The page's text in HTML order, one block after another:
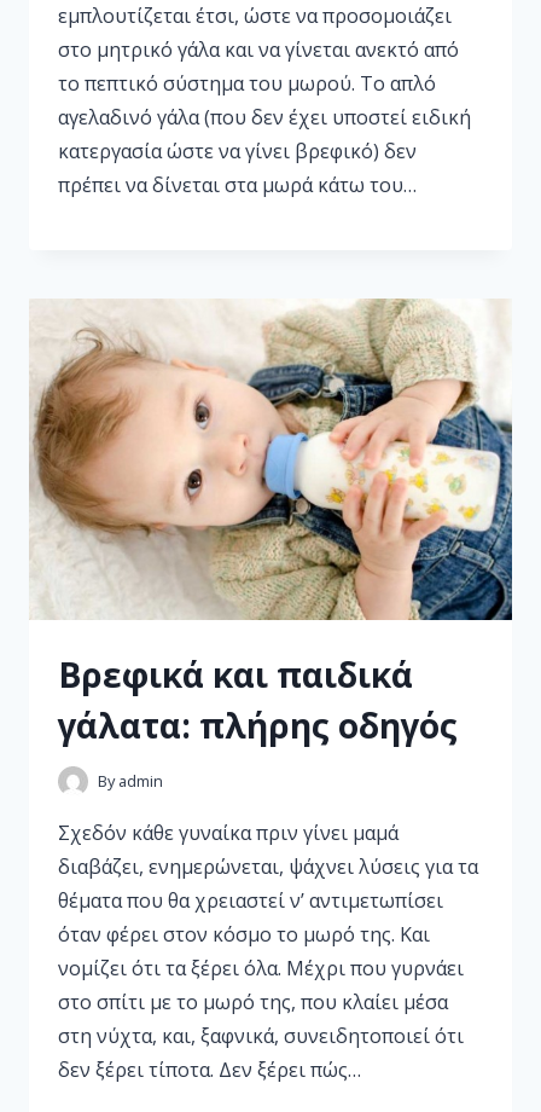
εμπλουτίζεται έτσι, ώστε να προσομοιάζει
στο μητρικό γάλα και να γίνεται ανεκτό από
το πεπτικό σύστημα του μωρού. Το απλό
αγελαδινό γάλα (που δεν έχει υποστεί ειδική
κατεργασία ώστε να γίνει βρεφικό) δεν
πρέπει να δίνεται στα μωρά κάτω του…
Βρεφικά και παιδικά
γάλατα: πλήρης οδηγός
By admin
Σχεδόν κάθε γυναίκα πριν γίνει μαμά
διαβάζει, ενημερώνεται, ψάχνει λύσεις για τα
θέματα που θα χρειαστεί ν’ αντιμετωπίσει
όταν φέρει στον κόσμο το μωρό της. Και
νομίζει ότι τα ξέρει όλα. Μέχρι που γυρνάει
στο σπίτι με το μωρό της, που κλαίει μέσα
στη νύχτα, και, ξαφνικά, συνειδητοποιεί ότι
δεν ξέρει τίποτα. Δεν ξέρει πώς…